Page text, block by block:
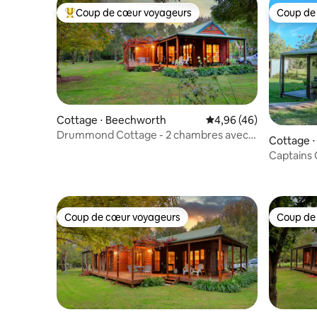
Coups de cœur voyageurs les plus appréciés
Coup de cœur voyageurs
Cottage ⋅ Beechworth Évaluation moyenne
4,96 (46)
Drummond Cottage - 2 chambres avec
Coup
Coup
Cottage
Captains
Coup de cœur voyageurs
Coup de cœur voyageurs Coup
Coup